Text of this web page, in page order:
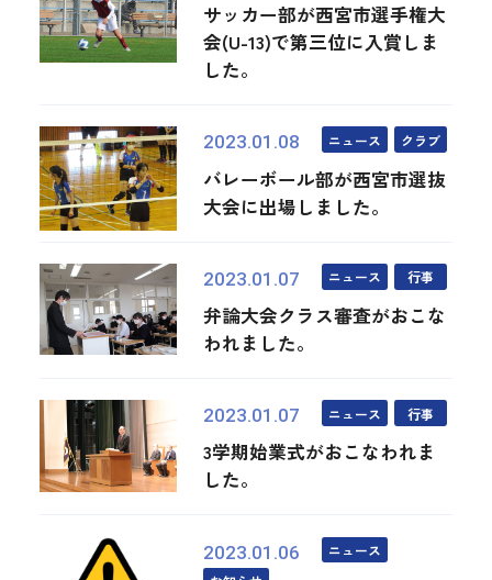
サッカー部が西宮市選手権大
会(U-13)で第三位に入賞しま
した。
2023.01.08 ニュース クラブ
バレーボール部が西宮市選抜
大会に出場しました。
2023.01.07 ニュース 行事
弁論大会クラス審査がおこな
われました。
2023.01.07 ニュース 行事
3学期始業式がおこなわれま
した。
2023.01.06
ニュース